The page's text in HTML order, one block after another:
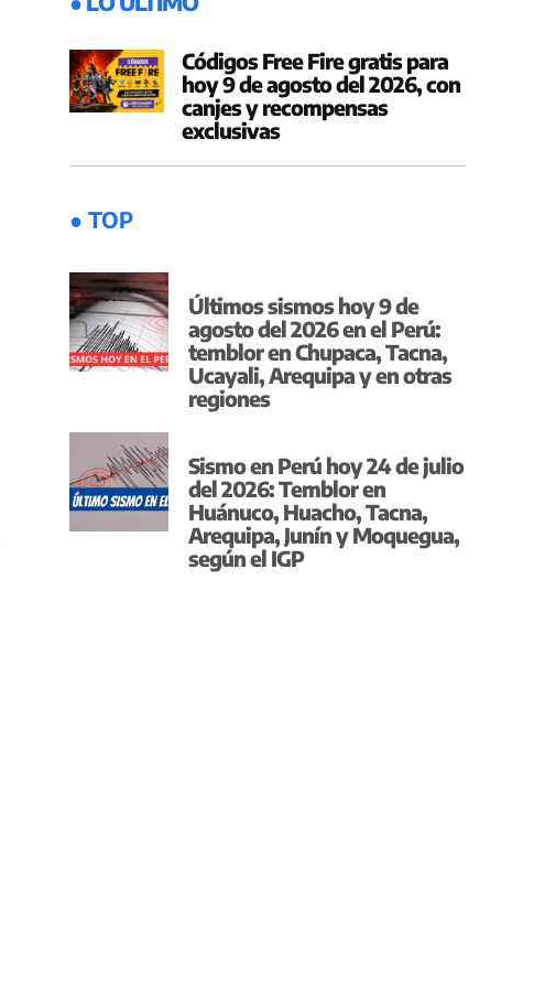
Códigos Free Fire gratis para
hoy 9 de agosto del 2026, con
canjes y recompensas
exclusivas
● TOP
Últimos sismos hoy 9 de
agosto del 2026 en el Perú:
temblor en Chupaca, Tacna,
Ucayali, Arequipa y en otras
regiones
Sismo en Perú hoy 24 de julio
del 2026: Temblor en
Huánuco, Huacho, Tacna,
Arequipa, Junín y Moquegua,
según el IGP